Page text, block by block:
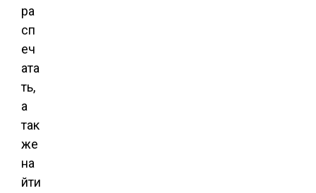
ра
сп
еч
ата
ть,
а
так
же
на
йти